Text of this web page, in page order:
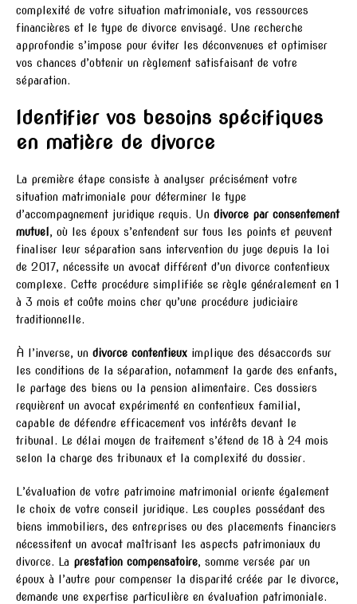
complexité de votre situation matrimoniale, vos ressources
financières et le type de divorce envisagé. Une recherche
approfondie s’impose pour éviter les déconvenues et optimiser
vos chances d’obtenir un règlement satisfaisant de votre
séparation.
Identifier vos besoins spécifiques
en matière de divorce
La première étape consiste à analyser précisément votre
situation matrimoniale pour déterminer le type
d’accompagnement juridique requis. Un divorce par consentement
mutuel , où les époux s’entendent sur tous les points et peuvent
finaliser leur séparation sans intervention du juge depuis la loi
de 2017, nécessite un avocat différent d’un divorce contentieux
complexe. Cette procédure simplifiée se règle généralement en 1
à 3 mois et coûte moins cher qu’une procédure judiciaire
traditionnelle.
À l’inverse, un divorce contentieux implique des désaccords sur
les conditions de la séparation, notamment la garde des enfants,
le partage des biens ou la pension alimentaire. Ces dossiers
requièrent un avocat expérimenté en contentieux familial,
capable de défendre efficacement vos intérêts devant le
tribunal. Le délai moyen de traitement s’étend de 18 à 24 mois
selon la charge des tribunaux et la complexité du dossier.
L’évaluation de votre patrimoine matrimonial oriente également
le choix de votre conseil juridique. Les couples possédant des
biens immobiliers, des entreprises ou des placements financiers
nécessitent un avocat maîtrisant les aspects patrimoniaux du
divorce. La prestation compensatoire, somme versée par un
époux à l’autre pour compenser la disparité créée par le divorce,
demande une expertise particulière en évaluation patrimoniale.